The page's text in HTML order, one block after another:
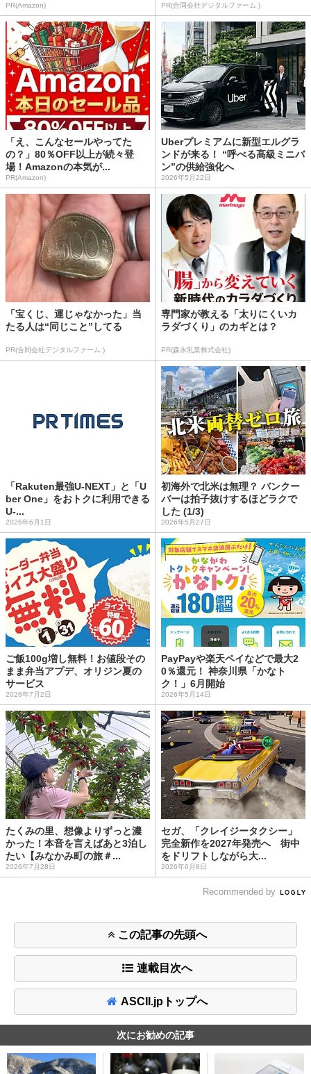
PR(Amazon) PR(合同会社デジタルファーム )
「え、こんなセールやってた
の？」80％OFF以上が続々登
場！Amazonの本気が...
PR(Amazon)
Uberプレミアムに新型エルグラ
ンドが来る！ “呼べる高級ミニバ
ン”の供給強化へ
2026年5月22日
「宝くじ、運じゃなかった」当
たる人は“同じこと”してる
PR(合同会社デジタルファーム )
専門家が教える「太りにくいカ
ラダづくり」のカギとは？
PR(森永乳業株式会社)
「Rakuten最強U-NEXT」と「U
ber One」をおトクに利用できる
U-...
2026年6月1日
初海外で北米は無理？ バンクー
バーは拍子抜けするほどラクで
した (1/3)
2026年5月27日
ご飯100g増し無料！お値段その
まま弁当アプデ、オリジン夏の
サービス
2026年7月2日
PayPayや楽天ペイなどで最大2
0％還元！ 神奈川県「かなト
ク！」6月開始
2026年5月14日
たくみの里、想像よりずっと濃
かった！本音を言えばあと3泊し
たい【みなかみ町の旅＃...
2026年7月28日
セガ、「クレイジータクシー」
完全新作を2027年発売へ 街中
をドリフトしながら大...
2026年6月8日
Recommended by
この記事の先頭へ
連載目次へ
ASCII.jpトップへ
次にお勧めの記事